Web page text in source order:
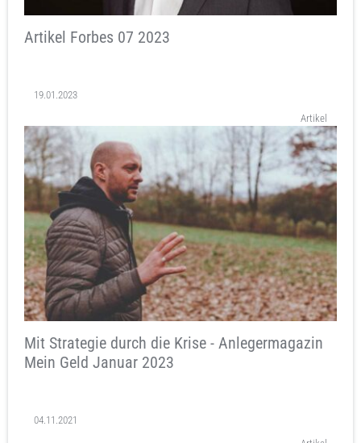
Artikel Forbes 07 2023
19.01.2023
Artikel
Mit Strategie durch die Krise - Anlegermagazin
Mein Geld Januar 2023
04.11.2021